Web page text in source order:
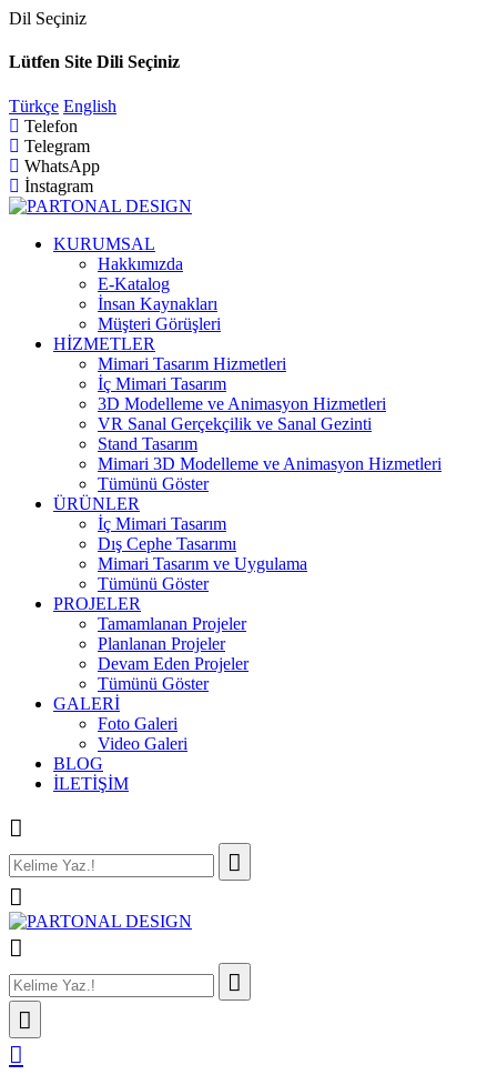
Dil Seçiniz
Lütfen Site Dili Seçiniz
Türkçe English
Telefon
Telegram
WhatsApp
İnstagram
KURUMSAL
Hakkımızda
E-Katalog
İnsan Kaynakları
Müşteri Görüşleri
HİZMETLER
Mimari Tasarım Hizmetleri
İç Mimari Tasarım
3D Modelleme ve Animasyon Hizmetleri
VR Sanal Gerçekçilik ve Sanal Gezinti
Stand Tasarım
Mimari 3D Modelleme ve Animasyon Hizmetleri
Tümünü Göster
ÜRÜNLER
İç Mimari Tasarım
Dış Cephe Tasarımı
Mimari Tasarım ve Uygulama
Tümünü Göster
PROJELER
Tamamlanan Projeler
Planlanan Projeler
Devam Eden Projeler
Tümünü Göster
GALERİ
Foto Galeri
Video Galeri
BLOG
İLETİŞİM